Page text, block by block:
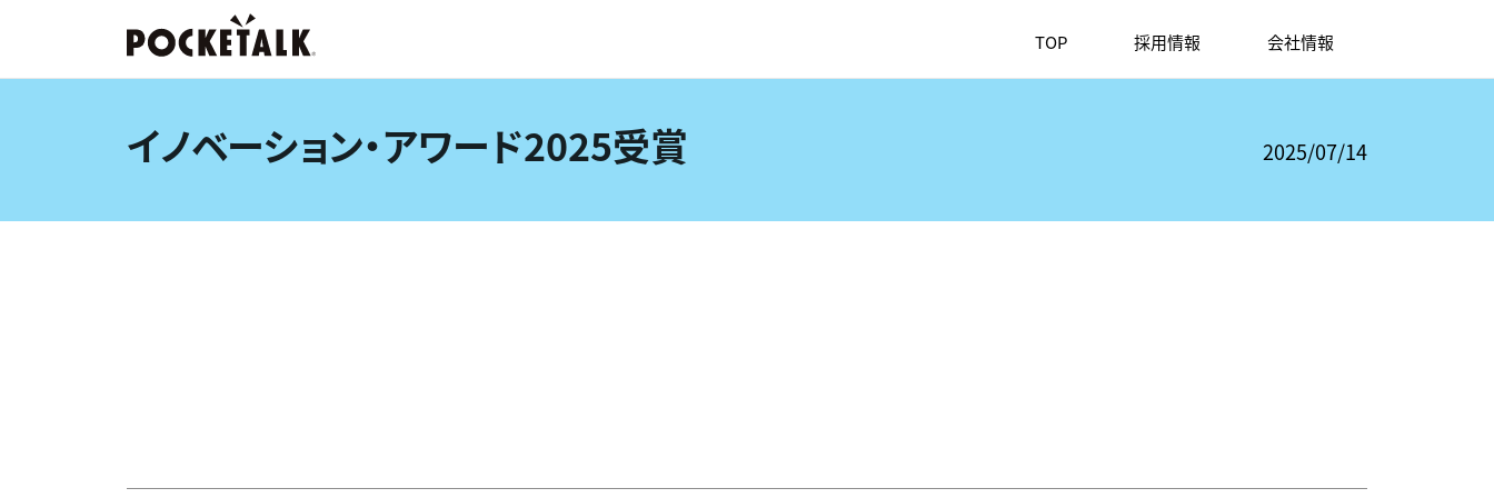
TOP 採用情報 会社情報
イノベーション・アワード2025受賞 2025/07/14